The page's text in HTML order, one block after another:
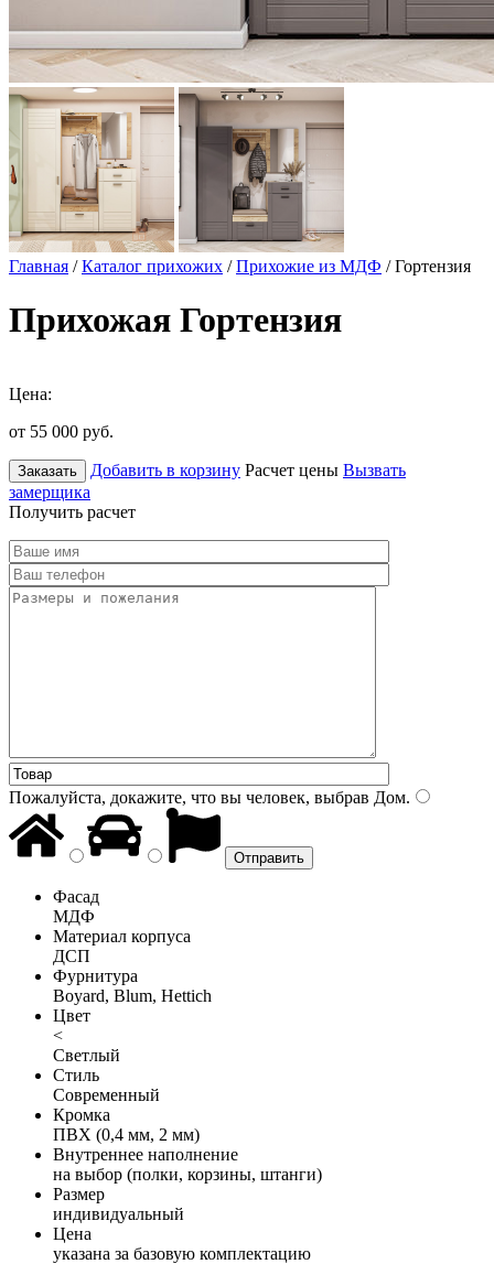
Главная /Каталог прихожих /Прихожие из МДФ / Гортензия
Прихожая Гортензия
Цена:
от 55 000 руб.
Заказать Добавить в корзину Расчет цены Вызвать
замерщика
Получить расчет
Пожалуйста, докажите, что вы человек, выбрав Дом.
Фасад
МДФ
Материал корпуса
ДСП
Фурнитура
Boyard, Blum, Hettich
Цвет
<
Светлый
Стиль
Современный
Кромка
ПВХ (0,4 мм, 2 мм)
Внутреннее наполнение
на выбор (полки, корзины, штанги)
Размер
индивидуальный
Цена
указана за базовую комплектацию